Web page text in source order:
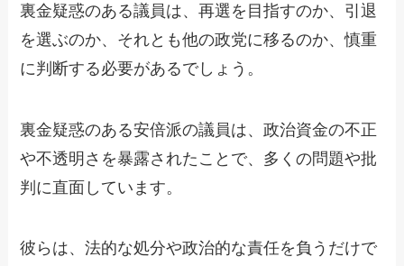
裏金疑惑のある議員は、再選を目指すのか、引退
を選ぶのか、それとも他の政党に移るのか、慎重
に判断する必要があるでしょう。
裏金疑惑のある安倍派の議員は、政治資金の不正
や不透明さを暴露されたことで、多くの問題や批
判に直面しています。
彼らは、法的な処分や政治的な責任を負うだけで